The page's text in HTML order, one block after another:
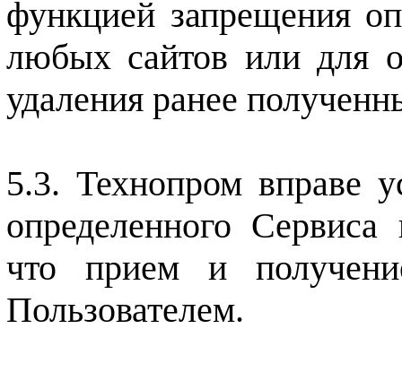
функцией запрещения
любых сайтов или для
удаления ранее
Технопром вправе
определенного
что прием и
Пользователем.